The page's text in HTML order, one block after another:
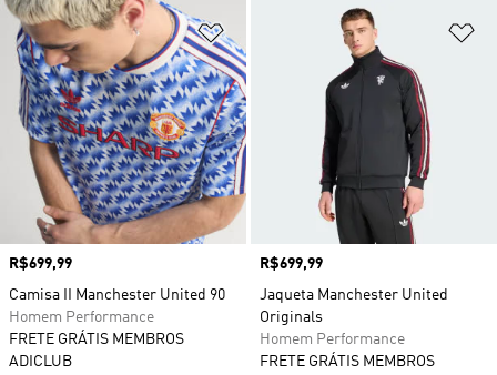
Adicionar à Lista de Desejos
Preço
R$699,99
Camisa II Manchester United 90
Homem Performance
FRETE GRÁTIS MEMBROS
ADICLUB
Preço
R$699,99
Jaqueta Manchester United
Originals
Homem Performance
FRETE GRÁTIS MEMBROS